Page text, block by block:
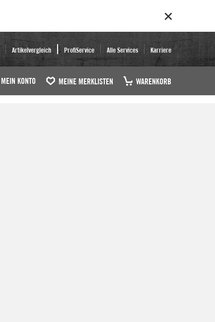
Artikelvergleich ProfiService Alle Services Karriere
MEIN KONTO MEINE MERKLISTEN WARENKORB